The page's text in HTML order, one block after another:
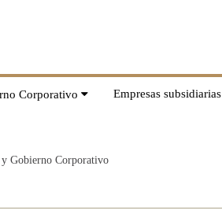
Corporativo Empresas subsidiarias
Gobierno Corporativo